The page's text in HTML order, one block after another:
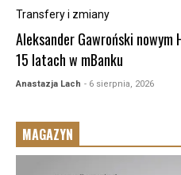
Transfery i zmiany
Aleksander Gawroński nowym
15 latach w mBanku
Anastazja Lach - 6 sierpnia, 2026
MAGAZYN